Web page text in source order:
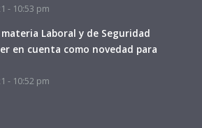
- 10:53 pm
Laboral y de Seguridad
en cuenta como novedad para
- 10:52 pm